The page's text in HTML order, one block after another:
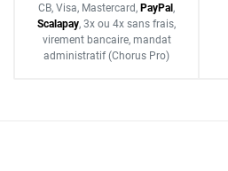
CB, Visa, Mastercard, PayPal ,
Scalapay, 3x ou 4x sans frais,
virement bancaire, mandat
administratif (Chorus Pro)